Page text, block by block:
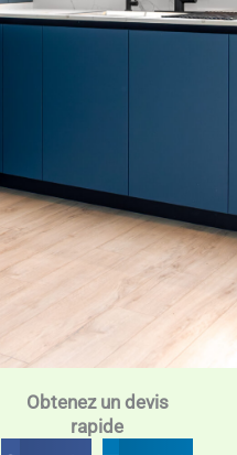
Obtenez un devis
rapide